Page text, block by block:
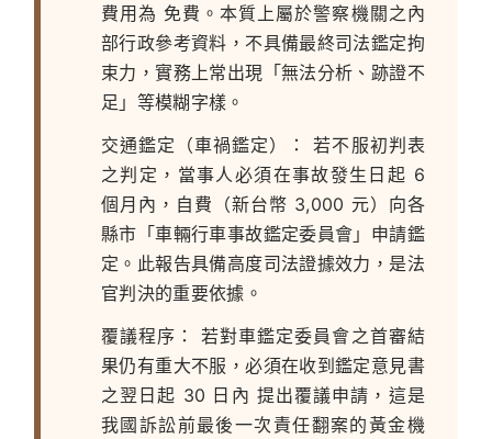
費用為 免費 。本質上屬於警察機關之內
部行政參考資料，不具備最終司法鑑定拘
束力，實務上常出現「無法分析、跡證不
足」等模糊字樣。
交通鑑定（車禍鑑定）：
若不服初判表
之判定，當事人必須在事故發生日起 6
個月內 ，自費（新台幣 3,000 元）向各
縣市「車輛行車事故鑑定委員會」申請鑑
定。此報告具備高度司法證據效力，是法
官判決的重要依據。
覆議程序：
若對車鑑定委員會之首審結
果仍有重大不服，必須在收到鑑定意見書
之翌日起 30 日內 提出覆議申請，這是
我國訴訟前最後一次責任翻案的黃金機